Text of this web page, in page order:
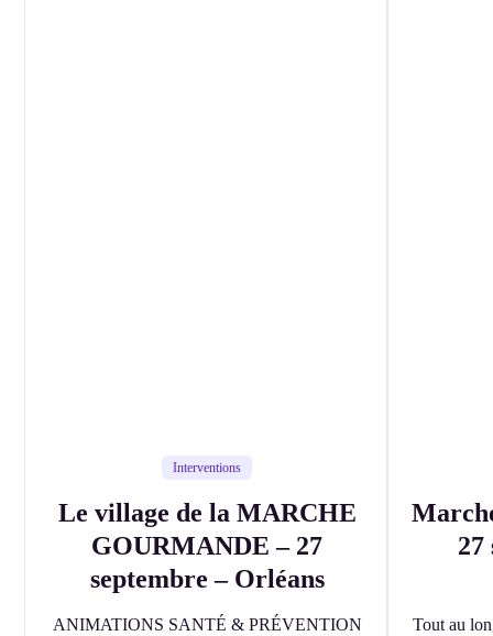
Interventions
Le village de la MARCHE
GOURMANDE – 27
septembre – Orléans
ANIMATIONS SANTÉ & PRÉVENTION
27
Tout au